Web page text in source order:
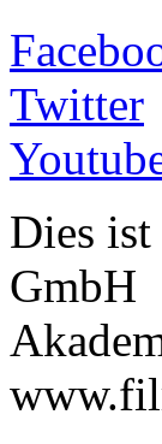
Twitter
Dies
GmbH